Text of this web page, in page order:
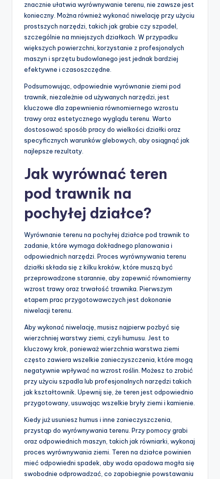
znacznie ułatwia wyrównywanie terenu, nie zawsze jest
konieczny. Można również wykonać niwelację przy użyciu
prostszych narzędzi, takich jak grabie czy szpadel,
szczególnie na mniejszych działkach. W przypadku
większych powierzchni, korzystanie z profesjonalych
maszyn i sprzętu budowlanego jest jednak bardziej
efektywne i czasoszczędne.
Podsumowując, odpowiednie wyrównanie ziemi pod
trawnik, niezależnie od używanych narzędzi, jest
kluczowe dla zapewnienia równomiernego wzrostu
trawy oraz estetycznego wyglądu terenu. Warto
dostosować sposób pracy do wielkości działki oraz
specyficznych warunków glebowych, aby osiągnąć jak
najlepsze rezultaty.
Jak wyrównać teren
pod trawnik na
pochyłej działce?
Wyrównanie terenu na pochyłej działce pod trawnik to
zadanie, które wymaga dokładnego planowania i
odpowiednich narzędzi. Proces wyrównywania terenu
działki składa się z kilku kroków, które muszą być
przeprowadzone starannie, aby zapewnić równomierny
wzrost trawy oraz trwałość trawnika. Pierwszym
etapem prac przygotowawczych jest dokonanie
niwelacji terenu.
Aby wykonać niwelację, musisz najpierw pozbyć się
wierzchniej warstwy ziemi, czyli humusu. Jest to
kluczowy krok, ponieważ wierzchnia warstwa ziemi
często zawiera wszelkie zanieczyszczenia, które mogą
negatywnie wpływać na wzrost roślin. Możesz to zrobić
przy użyciu szpadla lub profesjonalnych narzędzi takich
jak kształtownik. Upewnij się, że teren jest odpowiednio
przygotowany, usuwając wszelkie bryły ziemi i kamienie.
Kiedy już usuniesz humus i inne zanieczyszczenia,
przystąp do wyrównywania terenu. Przy pomocy grabi
oraz odpowiednich maszyn, takich jak równiarki, wykonaj
proces wyrównywania ziemi. Teren na działce powinien
mieć odpowiedni spadek, aby woda opadowa mogła się
swobodnie odprowadzać, co zapobiegnie powstawaniu